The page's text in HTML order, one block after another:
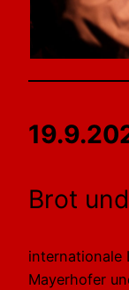
Brot
internationale
Mayerhofer